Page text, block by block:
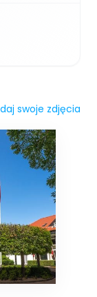
swoje zdjęcia